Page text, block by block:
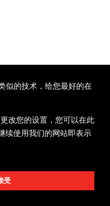
似的技术，给您最好的在
改您的设置，您可以在此
续使用我们的网站即表示
受